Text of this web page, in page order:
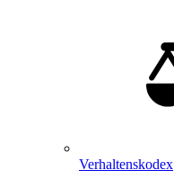
Verhaltenskodex